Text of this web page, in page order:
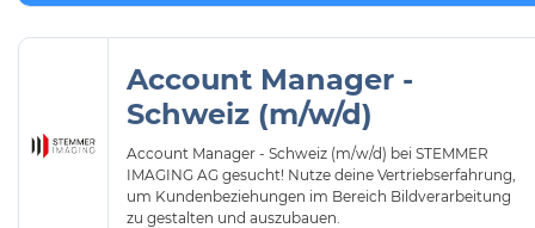
Account Manager -
Schweiz (m/w/d)
Account Manager - Schweiz (m/w/d) bei STEMMER
IMAGING AG gesucht! Nutze deine Vertriebserfahrung,
um Kundenbeziehungen im Bereich Bildverarbeitung
zu gestalten und auszubauen.